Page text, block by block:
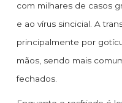
com milhares de casos
e ao vírus sincicial. A
principalmente por
mãos, sendo mais
fechados.